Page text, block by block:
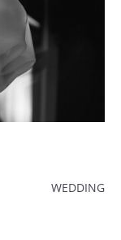
WEDDING